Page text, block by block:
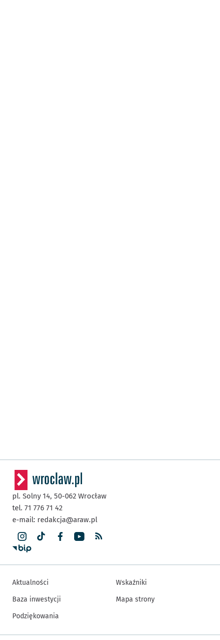
pl. Solny 14, 50-062 Wrocław
tel. 71 776 71 42
e-mail: redakcja@araw.pl
Aktualności
Baza inwestycji
Podziękowania
Wskaźniki
Mapa strony